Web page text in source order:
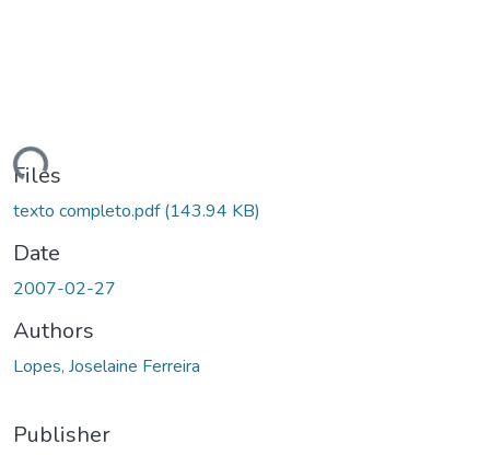
Files
texto completo.pdf(143.94 KB)
Date
2007-02-27
Authors
Lopes, Joselaine Ferreira
Publisher